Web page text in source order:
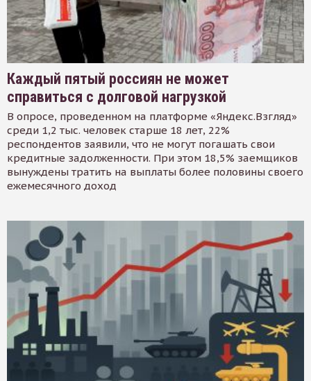
Каждый пятый россиян не может
справиться с долговой нагрузкой
В опросе, проведенном на платформе «Яндекс.Взгляд»
среди 1,2 тыс. человек старше 18 лет, 22%
респондентов заявили, что не могут погашать свои
кредитные задолженности. При этом 18,5% заемщиков
вынуждены тратить на выплаты более половины своего
ежемесячного доход